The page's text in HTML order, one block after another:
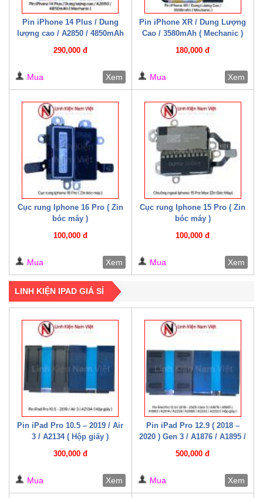
Pin iPhone 14 Plus / Dung
lượng cao / A2850 / 4850mAh
290,000 đ
Mua Xem
Pin iPhone XR / Dung Lượng
Cao / 3580mAh ( Mechanic )
180,000 đ
Mua Xem
Cục rung Iphone 16 Pro ( Zin
bóc máy )
100,000 đ
Mua Xem
Cục rung Iphone 15 Pro ( Zin
bóc máy )
100,000 đ
Mua Xem
LINH KIỆN IPAD GIÁ SỈ
Pin iPad Pro 10.5 – 2019 / Air
3 / A2134 ( Hộp giấy )
300,000 đ
Mua Xem
Pin iPad Pro 12.9 ( 2018 –
2020 ) Gen 3 / A1876 / A1895 /
/ A2232 / A2233 / A2043 ( Hộp
500,000 đ
Mua Xem